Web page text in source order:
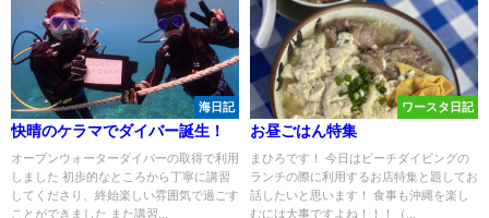
海日記
快晴のケラマでダイバー誕生！
オープンウォーターダイバーの取得で利用
しました 初歩的なところから丁寧に講習
してくださり、終始楽しい雰囲気で過ごす
ことができました また講習...
ワースタ日記
お昼ごはん特集
まひろです！ 今日はビーチダイビングの
ランチの際に利用するお店特集と題してお
話したいと思います！ 食事も沖縄を楽し
むには大事ですよね！！！（...